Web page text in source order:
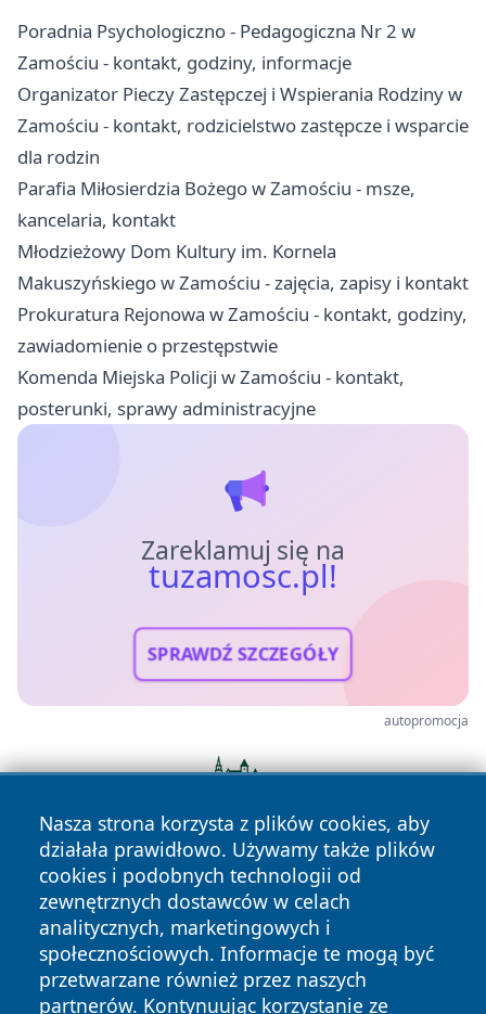
Poradnia Psychologiczno - Pedagogiczna Nr 2 w
Zamościu - kontakt, godziny, informacje
Organizator Pieczy Zastępczej i Wspierania Rodziny w
Zamościu - kontakt, rodzicielstwo zastępcze i wsparcie
dla rodzin
Parafia Miłosierdzia Bożego w Zamościu - msze,
kancelaria, kontakt
Młodzieżowy Dom Kultury im. Kornela
Makuszyńskiego w Zamościu - zajęcia, zapisy i kontakt
Prokuratura Rejonowa w Zamościu - kontakt, godziny,
zawiadomienie o przestępstwie
Komenda Miejska Policji w Zamościu - kontakt,
posterunki, sprawy administracyjne
Zareklamuj się na
tuzamosc.pl!
SPRAWDŹ SZCZEGÓŁY
autopromocja
Nasza strona korzysta z plików cookies, aby
działała prawidłowo. Używamy także plików
cookies i podobnych technologii od
zewnętrznych dostawców w celach
analitycznych, marketingowych i
społecznościowych. Informacje te mogą być
przetwarzane również przez naszych
partnerów. Kontynuując korzystanie ze